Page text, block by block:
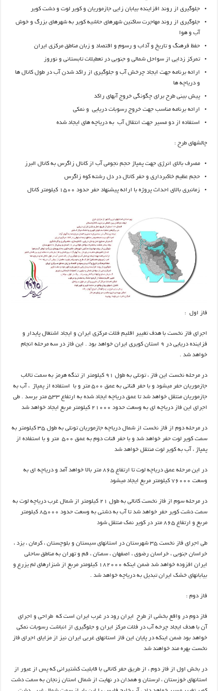
جلوگیری از روند افزاینده بیابان زایی جازموریان و کویر لوت و دشت کویر
جلوگیری از روند مهاجرت ساکنین شهرهای حاشیه کویر به شهرهای بزرگ و خوش
آب و هوا
حفظ فرهنگ و تاریخ و آداب و رسوم و اقتصاد و زبان مناطق مرکزی ایران
تمرکز زدایی از سواحل شمالی و جنوبی در تعطیلات تابستانی و نوروز
ارائه برنامه جهت ایجاد چرخش آب و جلوگیری از راکد شدن آب در طول کانال ها
و دریاچه ها
پیش بینی طرح برای چگونگی خروج آبهای راکد
ارائه برنامه مناسب جهت خروج رسوبات دریایی و نمکی
استفاده از دو مسیر جهت انتقال آب به دریاچه های ایجاد شده
چالشهای طرح :
مصرف بالای انرژی جهت پمپاژ حجم نجومی آب از کانال زاگرس به کانال البرز
حجم عظیم خاکبرداری و حفر کانال در دل رشته کوه زاگرس
زمانبری بالای احداث پروژه با ارائه پیشنهاد حفر حدود ۱۵۰۰ کیلومتر کانال
فاز اول :
اجرای فاز نخست با هدف تغییر اقلیم فلات مرکزی ایران و ایجاد اشتغال پایدار و
فزاینده دریایی در ۹ استان کویری ایران خواهد بود . این فاز در سه مرحله انجام
خواهد شد .
در مرحله نخست این فاز ، تونلی به طول ۹۱ کیلومتر از تنگه هرمز به سمت تالاب
جازموریان حفر میشود و با حفر قناتی به عمق ۵۰۰ متر و با استفاده از پمپاژ ، آب به
جازموریان منتقل خواهد شد تا عمق دریاچه ایجاد شده به ارتفاع ۵۳۳ متر برسد . طی
اجرای این فاز دریاچه ای به وسعت حدود ۲۱۰۰۰ کیلومتر مربع ایجاد خواهد شد
در مرحله دوم از فاز نخست از شمال دریاچه جازموریان تونلی به طول ۳۵ کیلومتر به
سمت کویر لوت حفر خواهد شد و با حفر قنات دوم به عمق ۵۰۰ متر و با استفاده از
پمپاژ ، آب به کویر لوت منتقل خواهد شد
در این مرحله عمق دریاچه لوت تا ارتفاع ۸۶۵ متر بالا خواهد آمد و دریاچه ای به
وسعت ۷۶۰۰۰ کیلومتر مربع ایجاد میشود
در مرحله سوم از فاز نخست کانالی به طول ۲۱ کیلومتر از شمال غرب دریاچه لوت به
سمت دشت کویر حفر خواهد شد تا آب به دشتی به وسعت حدود ۸۵۰۰۰ کیلومتر
مربع و ارتفاع ۸۶۵ متر در کویر نمک منتقل شود
طی اجرای فاز نخست ۳۵ شهرستان در استانهای سیستان و بلوچستان ، کرمان ، یزد ،
خراسان جنوبی ، خراسان رضوی ، اصفهان ، سمنان ، قم و تهران به مناطق ساحلی
ایران افزوده خواهد شد ضمن اینکه ۱۸۲۰۰۰ کیلومتر مربع از شنزارهای لم یزرع و
بیابانهای خشک ایران تبدیل به دریاچه خواهد شد .
فاز دوم :
فاز دوم در واقع بخشی از طرح ایران رود در غرب ایران است که طراحی و اجرای
آن با هدف ایجاد چرخه آب در فلات مرکز ایران و جلوگیری از انباشت رسوبات نمکی
خواهد بود ضمن اینکه در پایان این فاز استانهای غربی ایران نیز از مزایای اجرای فاز
نخست بهره مند خواهند شد
در بخش اول از فاز دوم ، از طریق حفر کانالی با قابلیت کشتیرانی که پس از عبور از
استانهای خوزستان ، لرستان و همدان در نهایت از شمال استان زنجان به سمت دشت